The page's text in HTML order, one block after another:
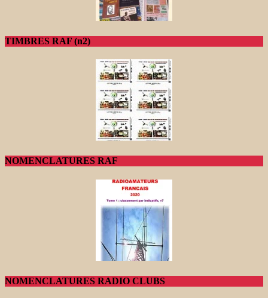
TIMBRES RAF (n2)
NOMENCLATURES RAF
NOMENCLATURES RADIO CLUBS